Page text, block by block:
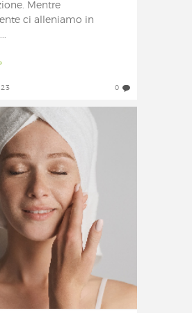
Mentre
ci alleniamo in
0